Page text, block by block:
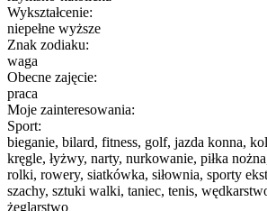
Wykształcenie:
niepełne wyższe
Znak zodiaku:
waga
Obecne zajęcie:
praca
Moje zainteresowania:
Sport:
bieganie, bilard, fitness, golf, jazda konna,
kręgle, łyżwy, narty, nurkowanie, piłka
rolki, rowery, siatkówka, siłownia, sporty
szachy, sztuki walki, taniec, tenis,
żeglarstwo